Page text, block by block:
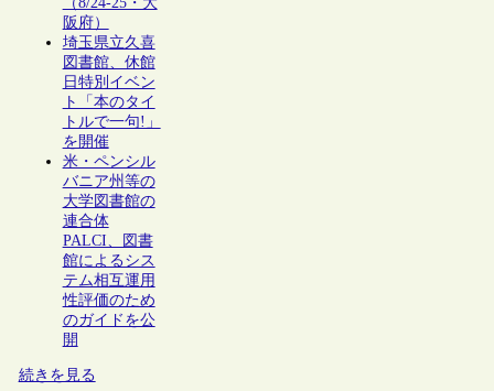
阪府）
埼玉県立久喜
図書館、休館
日特別イベン
ト「本のタイ
トルで一句!」
を開催
米・ペンシル
バニア州等の
大学図書館の
連合体
PALCI、図書
館によるシス
テム相互運用
性評価のため
のガイドを公
開
続きを見る